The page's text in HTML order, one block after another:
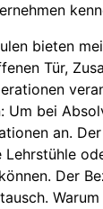
bieten
Tür,
Um bei
an.
Der